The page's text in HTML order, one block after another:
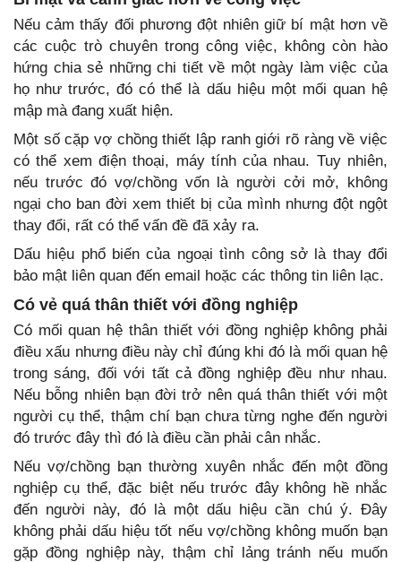
Nếu cảm thấy đối phương đột nhiên giữ bí mật hơn về
các cuộc trò chuyên trong công việc, không còn hào
hứng chia sẻ những chi tiết về một ngày làm việc của
họ như trước, đó có thể là dấu hiệu một mối quan hệ
mập mà đang xuất hiện.
Một số cặp vợ chồng thiết lập ranh giới rõ ràng về việc
có thể xem điện thoại, máy tính của nhau. Tuy nhiên,
nếu trước đó vợ/chồng vốn là người cởi mở, không
ngại cho ban đời xem thiết bị của mình nhưng đột ngột
thay đổi, rất có thể vấn đề đã xảy ra.
Dấu hiệu phổ biến của ngoại tình công sở là thay đổi
bảo mật liên quan đến email hoặc các thông tin liên lạc.
Có vẻ quá thân thiết với đồng nghiệp
Có mối quan hệ thân thiết với đồng nghiệp không phải
điều xấu nhưng điều này chỉ đúng khi đó là mối quan hệ
trong sáng, đối với tất cả đồng nghiệp đều như nhau.
Nếu bỗng nhiên bạn đời trở nên quá thân thiết với một
người cụ thể, thậm chí bạn chưa từng nghe đến người
đó trước đây thì đó là điều cần phải cân nhắc.
Nếu vợ/chồng bạn thường xuyên nhắc đến một đồng
nghiệp cụ thể, đặc biệt nếu trước đây không hề nhắc
đến người này, đó là một dấu hiệu cần chú ý. Đây
không phải dấu hiệu tốt nếu vợ/chồng không muốn bạn
gặp đồng nghiệp này, thậm chỉ lảng tránh nếu muốn